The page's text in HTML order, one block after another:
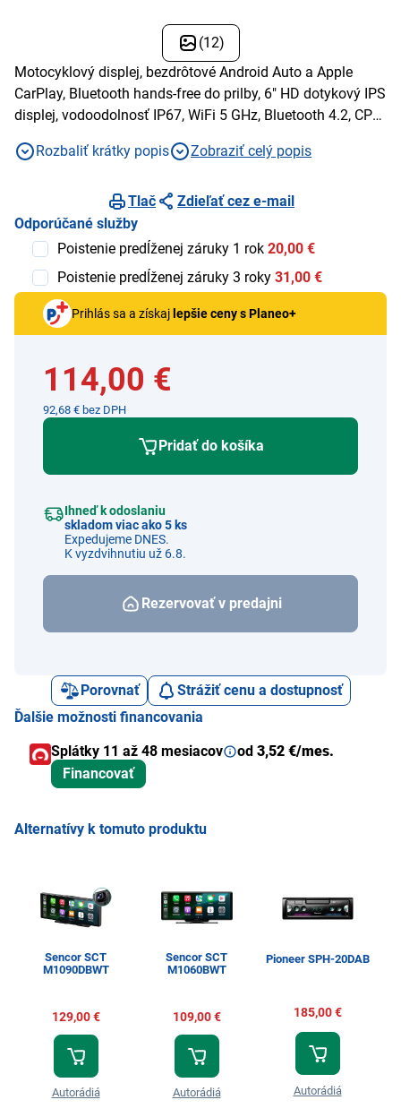
(12)
Motocyklový displej, bezdrôtové Android Auto a Apple
CarPlay, Bluetooth hands-free do prilby, 6" HD dotykový IPS
displej, vodoodolnosť IP67, WiFi 5 GHz, Bluetooth 4.2, CPU
jasu, napájanie cez pevný kábelalebo USB-C, hmotnosť
Rozbaliť krátky popis Zobraziť celý popis
Tlač
Zdieľať cez e-mail
Odporúčané služby
Poistenie predĺženej záruky 1 rok 20,00 €
Poistenie predĺženej záruky 3 roky 31,00 €
Prihlás sa a získaj lepšie ceny s Planeo+
114,00 €
92,68 € bez DPH
Pridať do košíka
Ihneď k odoslaniu
skladom viac ako 5 ks
Expedujeme DNES.
K vyzdvihnutiu už 6.8.
Rezervovať v predajni
Porovnať
Strážiť cenu a dostupnosť
Ďalšie možnosti financovania
Splátky 11 až 48 mesiacov
od 3,52 €/mes.
Financovať
Alternatívy k tomuto produktu
Sencor SCT
M1090DBWT
129,00 €
Autorádiá
Sencor SCT
M1060BWT
109,00 €
Autorádiá
Pioneer SPH-20DAB
185,00 €
Autorádiá